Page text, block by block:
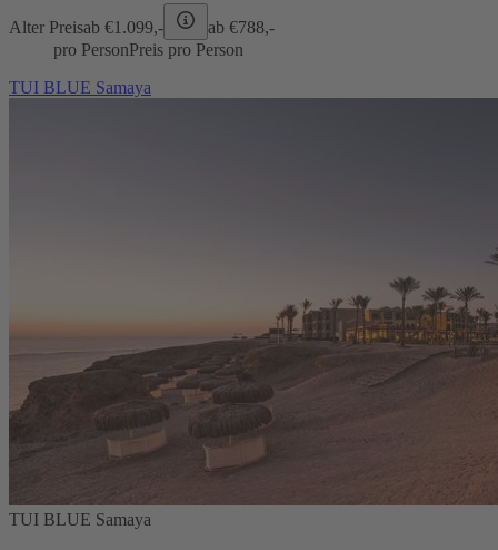
Alter Preisab €1.099,- ab €788,-
pro PersonPreis pro Person
TUI BLUE Samaya
TUI BLUE Samaya